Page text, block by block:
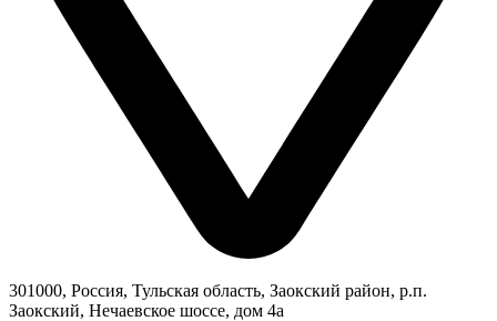
301000, Россия, Тульская область, Заокский район, р.п.
Заокский, Нечаевское шоссе, дом 4а